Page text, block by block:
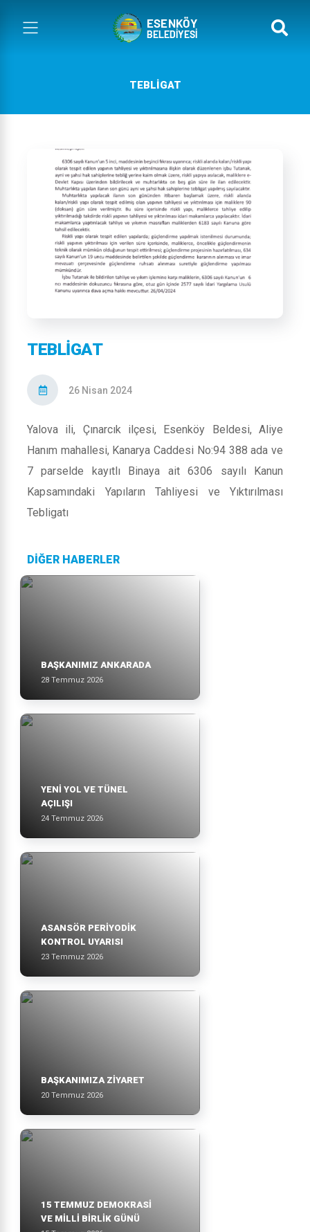
TEBLİGAT
TEBLİGAT
26 Nisan 2024
Yalova ili, Çınarcık ilçesi, Esenköy Beldesi, Aliye
Hanım mahallesi, Kanarya Caddesi No:94 388 ada ve
7 parselde kayıtlı Binaya ait 6306 sayılı Kanun
Kapsamındaki Yapıların Tahliyesi ve Yıktırılması
Tebligatı
DİĞER HABERLER
BAŞKANIMIZ ANKARADA
28 Temmuz 2026
YENİ YOL VE TÜNEL
AÇILIŞI
24 Temmuz 2026
ASANSÖR PERİYODİK
KONTROL UYARISI
23 Temmuz 2026
BAŞKANIMIZA ZİYARET
20 Temmuz 2026
15 TEMMUZ DEMOKRASİ
VE MİLLİ BİRLİK GÜNÜ